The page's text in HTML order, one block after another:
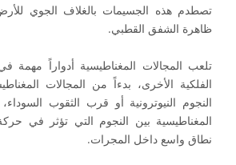
تصطدم هذه الجسيمات بالغلاف الجوي
ظاهرة الشفق القطبي.
تلعب المجالات المغناطيسية أدواراً مهمة
الفلكية الأخرى، بدءاً من المجالات
النجوم النيوترونية أو قرب الثقوب
المغناطيسية بين النجوم التي تؤثر في حركة
نطاق واسع داخل المجرات.